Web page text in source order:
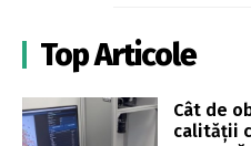
Top Articole
Cât de
calității